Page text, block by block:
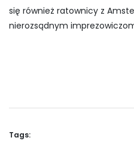
się również ratownicy z
nierozsądnym
Tags: